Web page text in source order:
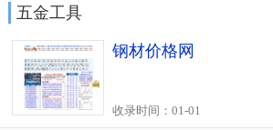
五金工具
钢材价格网
收录时间：01-01